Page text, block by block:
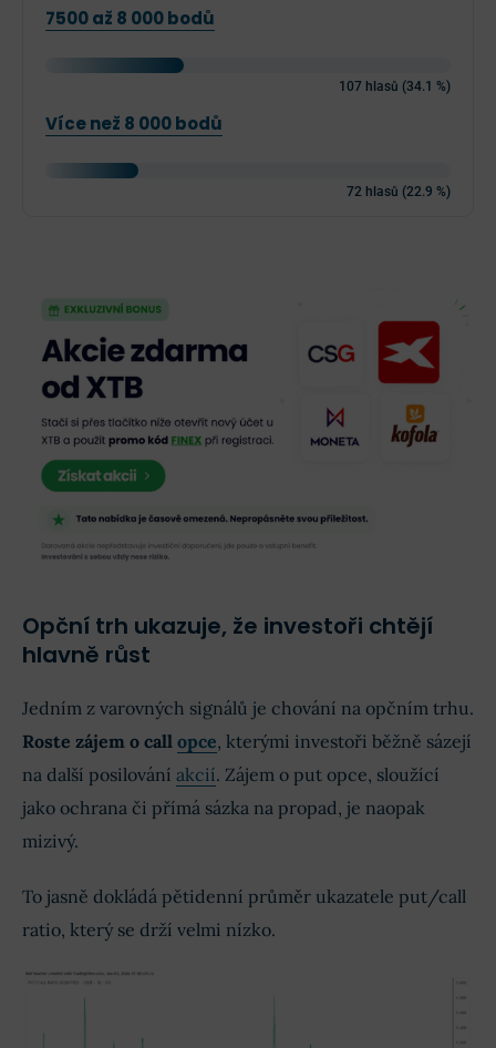
7500 až 8 000 bodů
107 hlasů (34.1 %)
Více než 8 000 bodů
72 hlasů (22.9 %)
Opční trh ukazuje, že investoři chtějí
hlavně růst
Jedním z varovných signálů je chování na opčním trhu.
Roste zájem o call opce, kterými investoři běžně sázejí
na další posilování akcií. Zájem o put opce, sloužící
jako ochrana či přímá sázka na propad, je naopak
mizivý.
To jasně dokládá pětidenní průměr ukazatele put/call
ratio, který se drží velmi nízko.